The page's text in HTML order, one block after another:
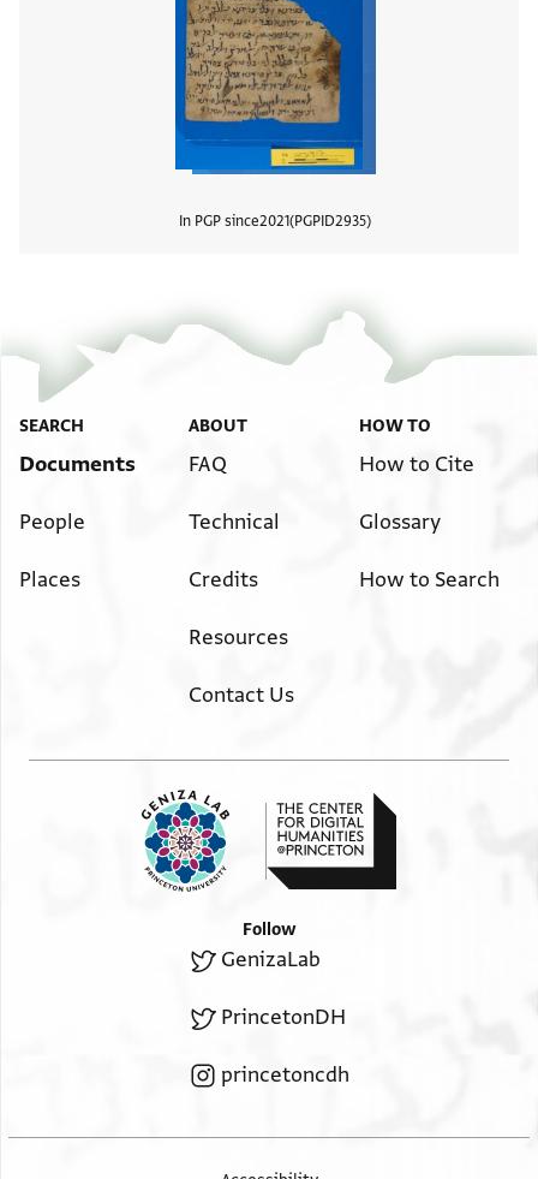
In PGP since2021 PGPID2935
SEARCH
Documents
People
Places
ABOUT
FAQ
Technical
Credits
Resources
Contact Us
HOW TO
How to Cite
Glossary
How to Search
Follow
GenizaLab
PrincetonDH
princetoncdh